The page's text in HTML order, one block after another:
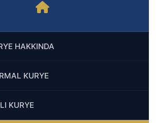
HAKKINDA
KURYE
KURYE